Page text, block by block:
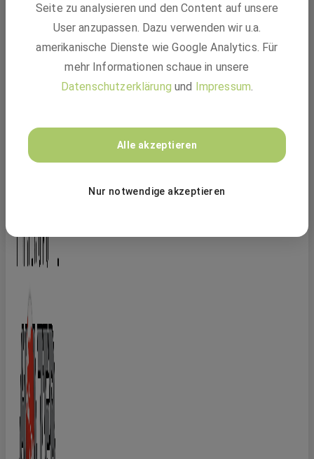
Zerspanungsmechaniker Drehtechnik
HOLZER Firmengruppe
Seite zu analysieren und den Content auf unsere
User anzupassen. Dazu verwenden wir u.a.
amerikanische Dienste wie Google Analytics. Für
mehr Informationen schaue in unsere
Datenschutzerklärung und Impressum.
Alle akzeptieren
Nur notwendige akzeptieren